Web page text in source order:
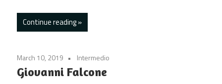
Continue reading
March 10, 2019 Intermedio
Giovanni Falcone